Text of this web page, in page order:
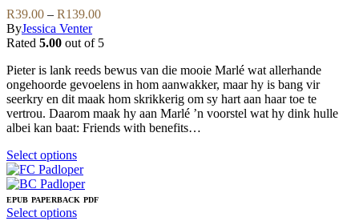
be
chosen
on
the
product
page
variants.
The
options
may
be
chosen
on
the
product
R39.00 – R139.00Price
R39.00
R139.00
ByJessica Venter
Rated 5.00 out of 5
Pieter is lank reeds bewus van die mooie Marlé wat allerhande
ongehoorde gevoelens in hom aanwakker, maar hy is bang vir
seerkry en dit maak hom skrikkerig om sy hart aan haar toe te
vertrou. Daarom maak hy aan Marlé ’n voorstel wat hy dink hulle
albei kan baat: Friends with benefits…
Select optionsThis
product
has
multiple
variants.
EPUB PAPERBACK PDF
Select optionsThis